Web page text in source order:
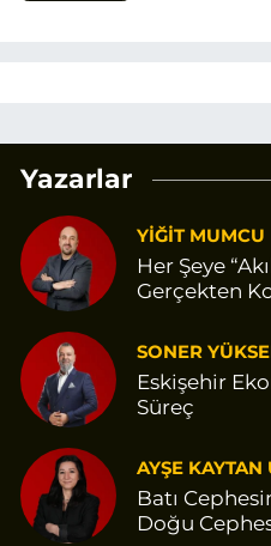
Yazarlar
YİĞİT MUMCU
Her Şeye
Gerçekten
SONER
Eskişehir
Süreç
AYŞE KAYTAN
Batı
Doğu